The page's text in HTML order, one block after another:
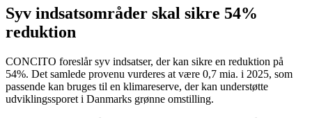
Syv indsatsområder skal sikre 54%
reduktion
CONCITO foreslår syv indsatser, der kan sikre en reduktion på
54%. Det samlede provenu vurderes at være 0,7 mia. i 2025, som
passende kan bruges til en klimareserve, der kan understøtte
udviklingssporet i Danmarks grønne omstilling.